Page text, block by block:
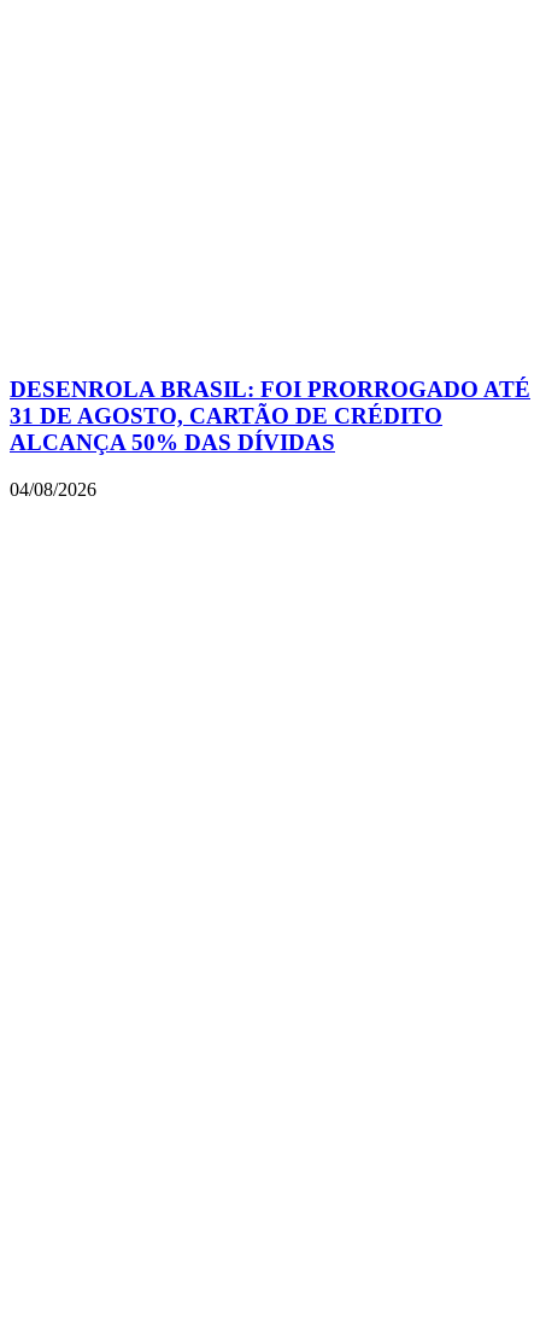
DESENROLA BRASIL: FOI PRORROGADO ATÉ
31 DE AGOSTO, CARTÃO DE CRÉDITO
ALCANÇA 50% DAS DÍVIDAS
04/08/2026